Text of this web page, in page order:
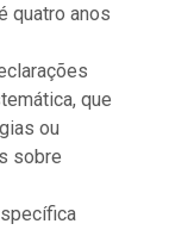
quatro anos
que
ou
sobre